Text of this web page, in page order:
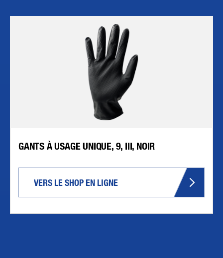
GANTS À USAGE UNIQUE, 9, III, NOIR
VERS LE SHOP EN LIGNE